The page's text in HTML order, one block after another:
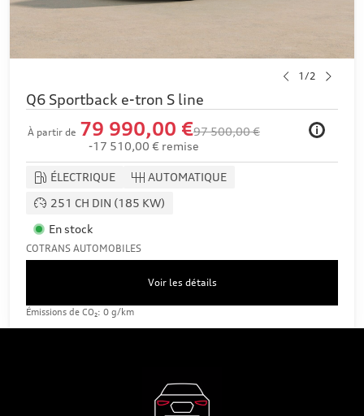
1/2
Q6 Sportback e-tron S line
À partir de 79 990,00 €97 500,00 €
i
-17 510,00 € remise
ÉLECTRIQUE
AUTOMATIQUE
251 CH DIN (185 KW)
En stock
COTRANS AUTOMOBILES
Voir les détails
Émissions de CO₂: 0 g/km